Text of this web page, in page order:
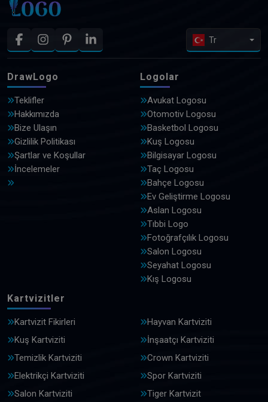
Tr
DrawLogo
Teklifler
Hakkımızda
Bize Ulaşın
Gizlilik Politikası
Şartlar ve Koşullar
İncelemeler
Logolar
Avukat Logosu
Otomotiv Logosu
Basketbol Logosu
Kuş Logosu
Bilgisayar Logosu
Taç Logosu
Bahçe Logosu
Ev Geliştirme Logosu
Aslan Logosu
Tıbbi Logo
Fotoğrafçılık Logosu
Salon Logosu
Seyahat Logosu
Kış Logosu
Kartvizitler
Kartvizit Fikirleri
Hayvan Kartviziti
Kuş Kartviziti
İnşaatçı Kartviziti
Temizlik Kartviziti
Crown Kartviziti
Elektrikçi Kartviziti
Spor Kartviziti
Salon Kartviziti
Tiger Kartvizit